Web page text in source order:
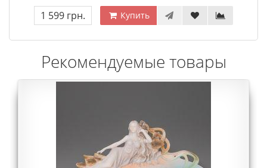
1 599 грн. Купить
Рекомендуемые товары